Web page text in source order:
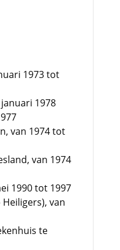
1973 tot
1978
van 1974 tot
van 1974
1990 tot 1997
van
te